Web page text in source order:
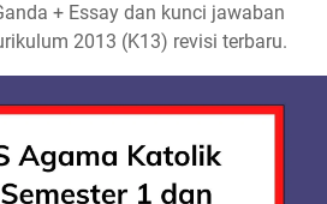
+ Essay dan kunci jawaban
2013 (K13) revisi terbaru.